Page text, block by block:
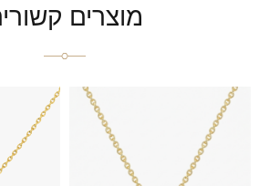
מוצרים